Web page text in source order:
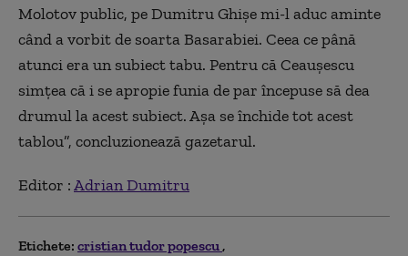
Molotov public, pe Dumitru Ghișe mi-l aduc aminte
când a vorbit de soarta Basarabiei. Ceea ce până
atunci era un subiect tabu. Pentru că Ceaușescu
simțea că i se apropie funia de par începuse să dea
drumul la acest subiect. Așa se închide tot acest
tablou”, concluzionează gazetarul.
Editor :Adrian Dumitru
Etichete: cristian tudor popescu